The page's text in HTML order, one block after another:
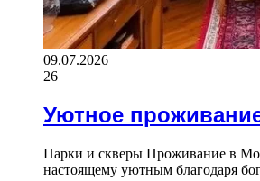
09.07.2026
26
Уютное
Парки и скверы Проживание в
настоящему уютным благодаря